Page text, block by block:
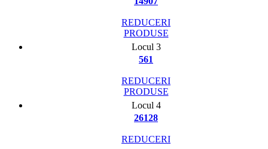
REDUCERI
PRODUSE
Locul 3
561
REDUCERI
PRODUSE
Locul 4
26128
REDUCERI